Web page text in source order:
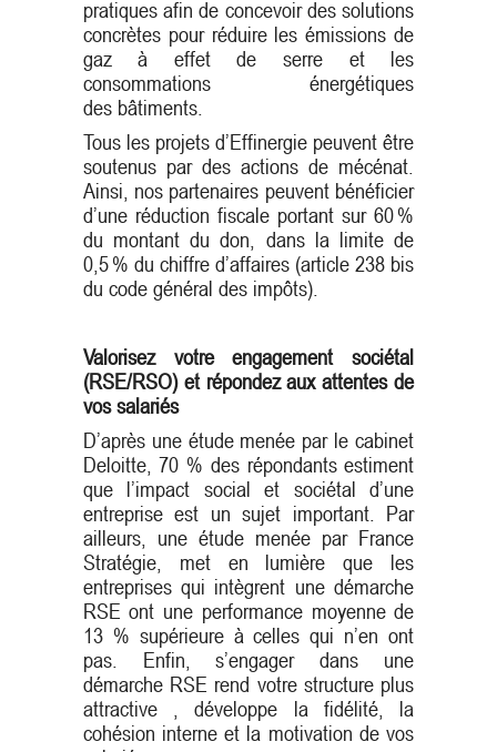
pratiques afin de concevoir des solutions
concrètes pour réduire les émissions de
gaz à effet de serre et les
consommations énergétiques
des bâtiments.
Tous les projets d’Effinergie peuvent être
soutenus par des actions de mécénat.
Ainsi, nos partenaires peuvent bénéficier
d’une réduction fiscale portant sur 60 %
du montant du don, dans la limite de
0,5 % du chiffre d’affaires (article 238 bis
du code général des impôts).
Valorisez votre engagement sociétal
(RSE/RSO) et répondez aux attentes de
vos salariés
D’après une étude menée par le cabinet
Deloitte, 70 % des répondants estiment
que l’impact social et sociétal d’une
entreprise est un sujet important. Par
ailleurs, une étude menée par France
Stratégie, met en lumière que les
entreprises qui intègrent une démarche
RSE ont une performance moyenne de
13 % supérieure à celles qui n’en ont
pas. Enfin, s’engager dans une
démarche RSE rend votre structure plus
attractive , développe la fidélité, la
cohésion interne et la motivation de vos